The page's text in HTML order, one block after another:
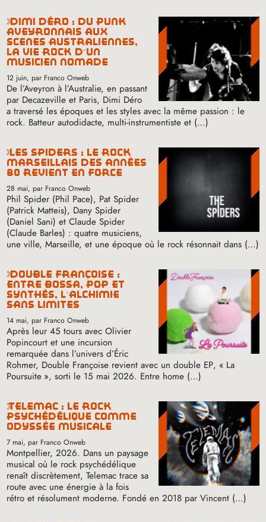
dimi déro : du punk
aveyronnais aux
scènes australiennes,
la vie rock d’un
musicien nomade
12 juin, par Franco Onweb
De l’Aveyron à l’Australie, en passant
par Decazeville et Paris, Dimi Déro
a traversé les époques et les styles avec la même passion : le
rock. Batteur autodidacte, multi-instrumentiste et (…)
les spiders : le rock
marseillais des années
80 revient en force
28 mai, par Franco Onweb
Phil Spider (Phil Pace), Pat Spider
(Patrick Matteis), Dany Spider
(Daniel Sani) et Claude Spider
(Claude Barles) : quatre musiciens,
une ville, Marseille, et une époque où le rock résonnait dans (…)
double françoise :
entre bossa, pop et
synthés, l’alchimie
sans limites
14 mai, par Franco Onweb
Après leur 45 tours avec Olivier
Popincourt et une incursion
remarquée dans l’univers d’Éric
Rohmer, Double Françoise revient avec un double EP, « La
Poursuite », sorti le 15 mai 2026. Entre home (…)
telemac : le rock
psychédélique comme
odyssée musicale
7 mai, par Franco Onweb
Montpellier, 2026. Dans un paysage
musical où le rock psychédélique
renaît discrètement, Telemac trace sa
route avec une énergie à la fois
rétro et résolument moderne. Fondé en 2018 par Vincent (…)